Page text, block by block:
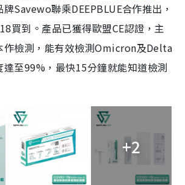
Savewo聯乘DEEPBLUE合作推出，
買到。產品已獲得歐盟CE認證，主
作檢測，能有效檢測Omicron及Delta
至99%，最快15分鐘就能知道檢測
+2